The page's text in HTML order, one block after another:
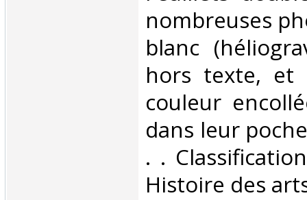
nombreuses
blanc
hors texte, et
couleur
dans leur
. .
Histoire des